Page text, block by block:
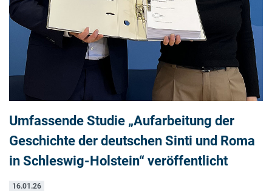
Umfassende Studie „Aufarbeitung der
Geschichte der deutschen Sinti und Roma
in Schleswig-Holstein“ veröffentlicht
16.01.26